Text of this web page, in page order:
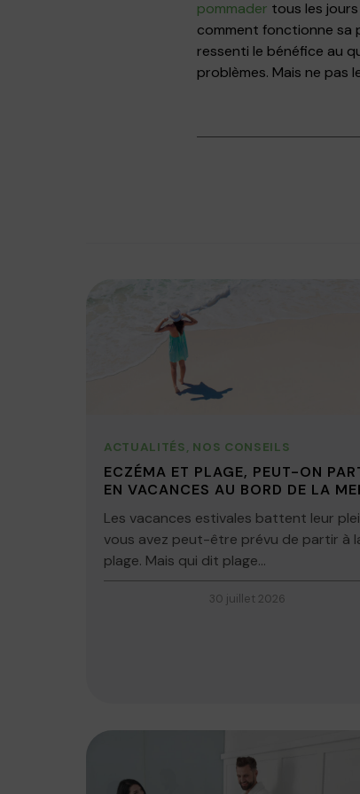
pommader tous les
comment fonctionne sa
ressenti le bénéfice au
problèmes. Mais ne pas
ACTUALITÉS, NOS CONSEILS
ECZÉMA ET PLAGE, PEUT-ON
EN VACANCES AU BORD DE LA
Les vacances estivales battent leur
vous avez peut-être prévu de partir à
plage. Mais qui dit plage...
30 juillet 2026